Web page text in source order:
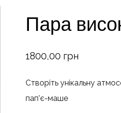
Пара
1800,00 грн
Створіть унікальну
пап’є-маше